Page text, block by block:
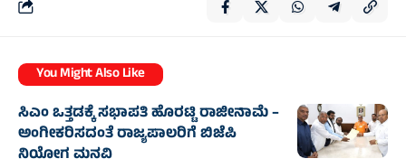
You Might Also Like
ಸಿಎಂ ಒತ್ತಡಕ್ಕೆ ಸಭಾಪತಿ ಹೊರಟ್ಟಿ ರಾಜೀನಾಮೆ –
ಅಂಗೀಕರಿಸದಂತೆ ರಾಜ್ಯಪಾಲರಿಗೆ ಬಿಜೆಪಿ
ನಿಯೋಗ ಮನವಿ